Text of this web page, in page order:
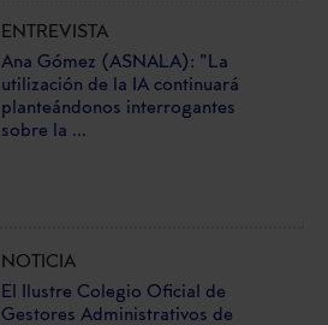
ENTREVISTA
Ana Gómez (ASNALA): "La
utilización de la IA continuará
planteándonos interrogantes
sobre la ...
NOTICIA
El Ilustre Colegio Oficial de
Gestores Administrativos de